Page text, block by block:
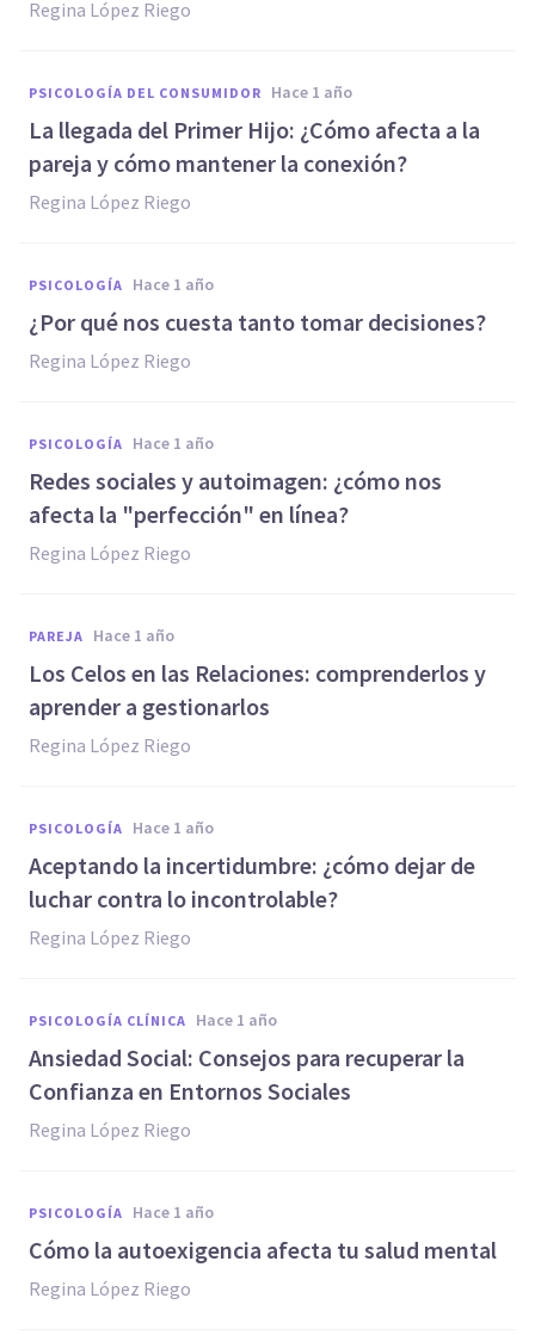
Regina López Riego
PSICOLOGÍA DEL CONSUMIDOR hace 1 año
La llegada del Primer Hijo: ¿Cómo afecta a la
pareja y cómo mantener la conexión?
Regina López Riego
PSICOLOGÍA hace 1 año
¿Por qué nos cuesta tanto tomar decisiones?
Regina López Riego
PSICOLOGÍA hace 1 año
Redes sociales y autoimagen: ¿cómo nos
afecta la "perfección" en línea?
Regina López Riego
PAREJA hace 1 año
Los Celos en las Relaciones: comprenderlos y
aprender a gestionarlos
Regina López Riego
PSICOLOGÍA hace 1 año
Aceptando la incertidumbre: ¿cómo dejar de
luchar contra lo incontrolable?
Regina López Riego
PSICOLOGÍA CLÍNICA hace 1 año
Ansiedad Social: Consejos para recuperar la
Confianza en Entornos Sociales
Regina López Riego
PSICOLOGÍA hace 1 año
Cómo la autoexigencia afecta tu salud mental
Regina López Riego